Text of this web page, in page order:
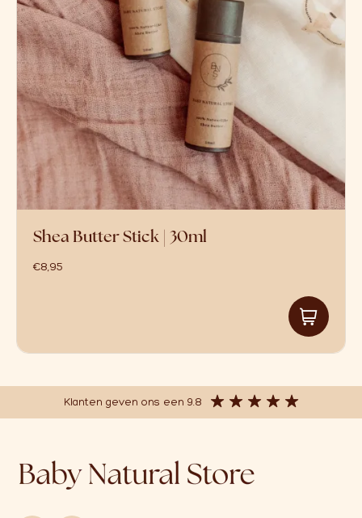
Shea Butter Stick | 30ml
€8,95
Klanten geven ons een 9.8